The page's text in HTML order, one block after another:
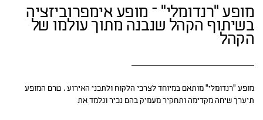
מופע "רנדומלי" – מופע אימפרוביזציה
בשיתוף הקהל שנבנה מתוך עולמו של
הקהל
מופע "רנדומלי" מותאם במיוחד לצרכי הלקוח ולתכני האירוע . טרם המופע
תיערך שיחה מקדימה ותחקיר מעמיק בהם נכיר ונלמד את